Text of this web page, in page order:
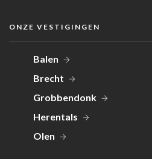
ONZE VESTIGINGEN
Balen
Brecht
Grobbendonk
Herentals
Olen